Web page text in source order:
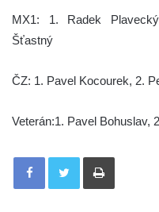
MX1: 1. Radek
Šťastný
ČZ: 1. Pavel Kocourek, 2.
Veterán:1. Pavel Bohuslav,
Tisknout